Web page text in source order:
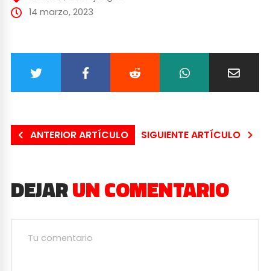
14 marzo, 2023
ANTERIOR ARTÍCULO SIGUIENTE ARTÍCULO
DEJARUN COMENTARIO